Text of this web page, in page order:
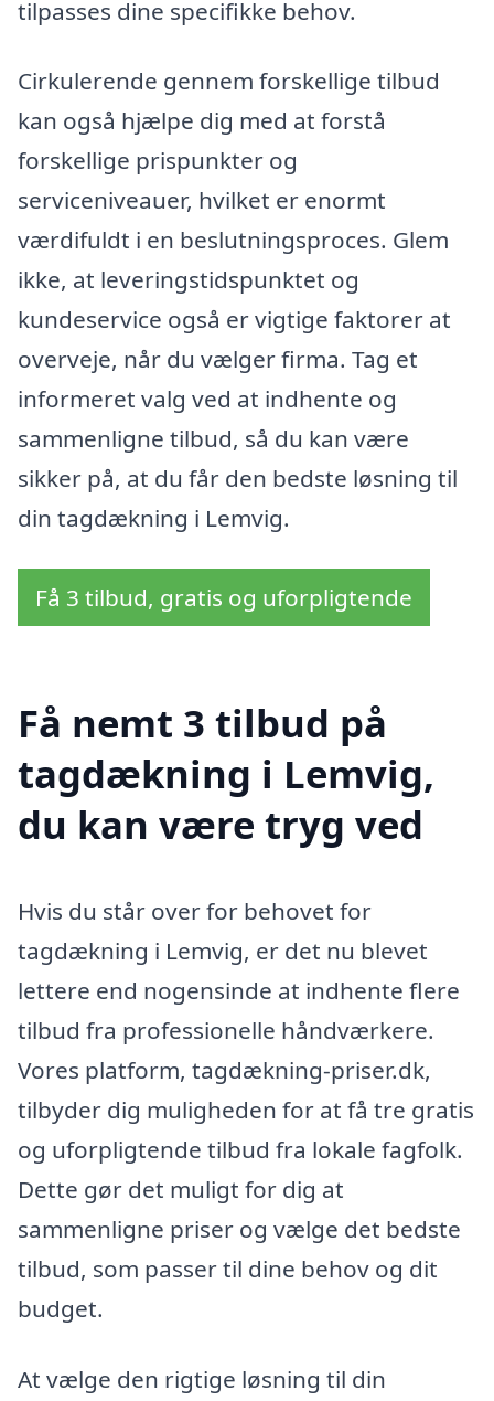
tilpasses dine specifikke behov.
Cirkulerende gennem forskellige tilbud
kan også hjælpe dig med at forstå
forskellige prispunkter og
serviceniveauer, hvilket er enormt
værdifuldt i en beslutningsproces. Glem
ikke, at leveringstidspunktet og
kundeservice også er vigtige faktorer at
overveje, når du vælger firma. Tag et
informeret valg ved at indhente og
sammenligne tilbud, så du kan være
sikker på, at du får den bedste løsning til
din tagdækning i Lemvig.
Få 3 tilbud, gratis og uforpligtende
Få nemt 3 tilbud på
tagdækning i Lemvig,
du kan være tryg ved
Hvis du står over for behovet for
tagdækning i Lemvig, er det nu blevet
lettere end nogensinde at indhente flere
tilbud fra professionelle håndværkere.
Vores platform, tagdækning-priser.dk,
tilbyder dig muligheden for at få tre gratis
og uforpligtende tilbud fra lokale fagfolk.
Dette gør det muligt for dig at
sammenligne priser og vælge det bedste
tilbud, som passer til dine behov og dit
budget.
At vælge den rigtige løsning til din